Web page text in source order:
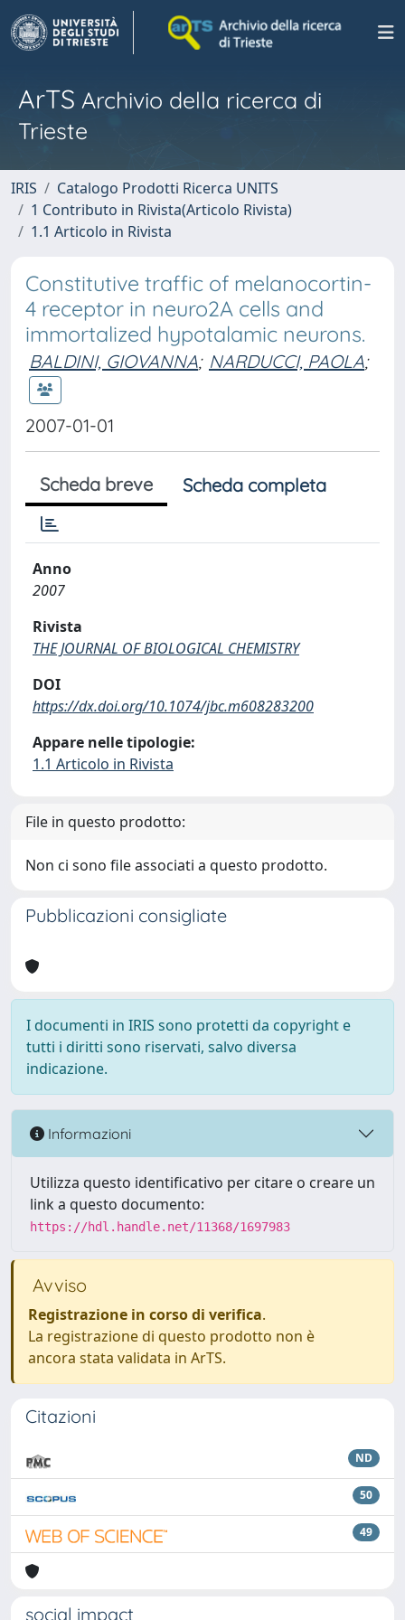
ArTS Archivio della ricerca di
Trieste
IRIS
Catalogo Prodotti Ricerca UNITS
1 Contributo in Rivista(Articolo Rivista)
1.1 Articolo in Rivista
Constitutive traffic of melanocortin-
4 receptor in neuro2A cells and
immortalized hypotalamic neurons.
BALDINI, GIOVANNA; NARDUCCI, PAOLA;
2007-01-01
Scheda breve Scheda completa
Anno
2007
Rivista
THE JOURNAL OF BIOLOGICAL CHEMISTRY
DOI
https://dx.doi.org/10.1074/jbc.m608283200
Appare nelle tipologie:
1.1 Articolo in Rivista
File in questo prodotto:
Non ci sono file associati a questo prodotto.
Pubblicazioni consigliate
I documenti in IRIS sono protetti da copyright e
tutti i diritti sono riservati, salvo diversa
indicazione.
Informazioni
Utilizza questo identificativo per citare o creare un
link a questo documento:
https://hdl.handle.net/11368/1697983
Avviso
Registrazione in corso di verifica.
La registrazione di questo prodotto non è
ancora stata validata in ArTS.
Citazioni
ND
50
49
social impact